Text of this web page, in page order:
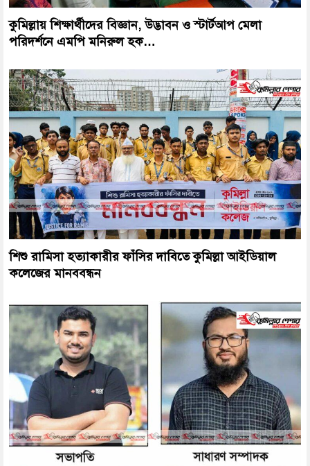
কুমিল্লায় শিক্ষার্থীদের বিজ্ঞান, উদ্ভাবন ও স্টার্টআপ মেলা
পরিদর্শনে এমপি মনিরুল হক…
শিশু রামিসা হত্যাকারীর ফাঁসির দাবিতে কুমিল্লা আইডিয়াল
কলেজের মানববন্ধন